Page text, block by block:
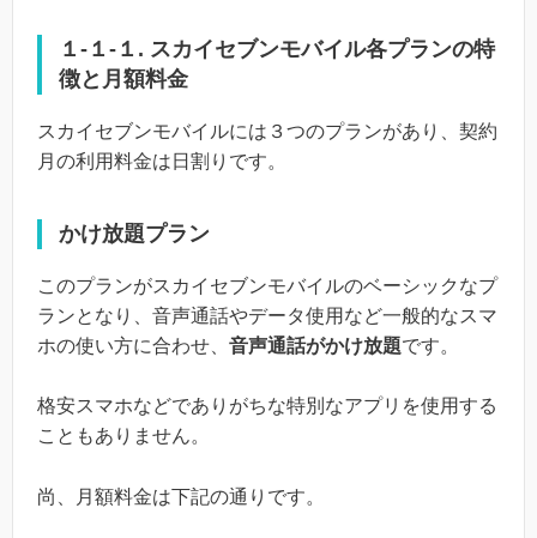
１-１-１. スカイセブンモバイル各プランの特
徴と月額料金
スカイセブンモバイルには３つのプランがあり、契約
月の利用料金は日割りです。
かけ放題プラン
このプランがスカイセブンモバイルのベーシックなプ
ランとなり、音声通話やデータ使用など一般的なスマ
ホの使い方に合わせ、 音声通話がかけ放題です。
格安スマホなどでありがちな特別なアプリを使用する
こともありません。
尚、月額料金は下記の通りです。